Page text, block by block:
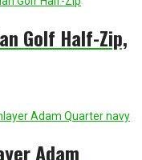
Golf Half-Zip,
Adam